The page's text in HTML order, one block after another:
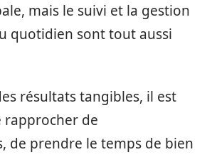
mais le suivi et la gestion
quotidien sont tout aussi
résultats tangibles, il est
rapprocher de
de prendre le temps de bien